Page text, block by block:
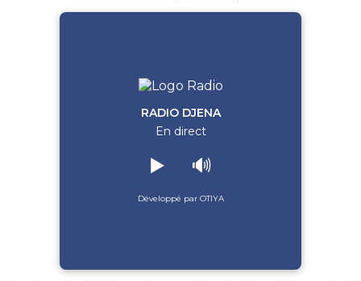
RADIO DJENA
En direct
▶️ 🔊
Développé par OTIYA